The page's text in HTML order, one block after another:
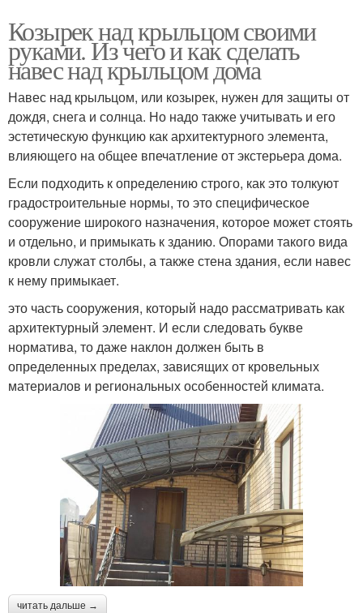
Козырек над крыльцом своими
руками. Из чего и как сделать
навес над крыльцом дома
Навес над крыльцом, или козырек, нужен для защиты от
дождя, снега и солнца. Но надо также учитывать и его
эстетическую функцию как архитектурного элемента,
влияющего на общее впечатление от экстерьера дома.
Если подходить к определению строго, как это толкуют
градостроительные нормы, то это специфическое
сооружение широкого назначения, которое может стоять
и отдельно, и примыкать к зданию. Опорами такого вида
кровли служат столбы, а также стена здания, если навес
к нему примыкает.
это часть сооружения, который надо рассматривать как
архитектурный элемент. И если следовать букве
норматива, то даже наклон должен быть в
определенных пределах, зависящих от кровельных
материалов и региональных особенностей климата.
читать дальше →